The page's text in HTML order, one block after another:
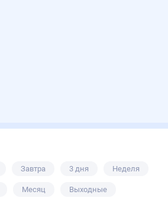
Завтра 3 дня Неделя
Месяц Выходные